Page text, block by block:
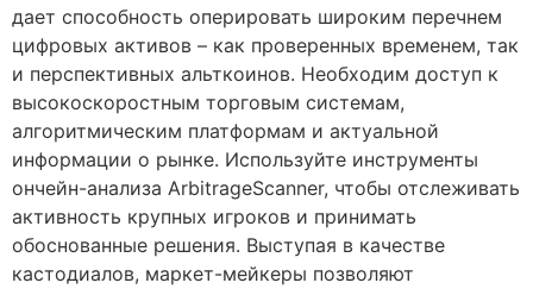
дает способность оперировать широким перечнем
цифровых активов – как проверенных временем, так
и перспективных альткоинов. Необходим доступ к
высокоскоростным торговым системам,
алгоритмическим платформам и актуальной
информации о рынке. Используйте инструменты
ончейн-анализа ArbitrageScanner, чтобы отслеживать
активность крупных игроков и принимать
обоснованные решения. Выступая в качестве
кастодиалов, маркет-мейкеры позволяют